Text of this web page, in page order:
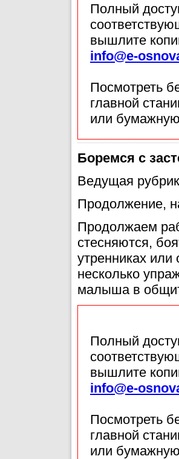
Полный
вышлите
info@e-
Посмотреть
главной
или
Боремся с
Ведущая
Продолжение,
Продолжаем
стесняются,
утренниках
несколько
малыша в
Полный
вышлите
info@e-
Посмотреть
главной
или